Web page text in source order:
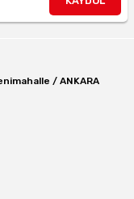
/ ANKARA